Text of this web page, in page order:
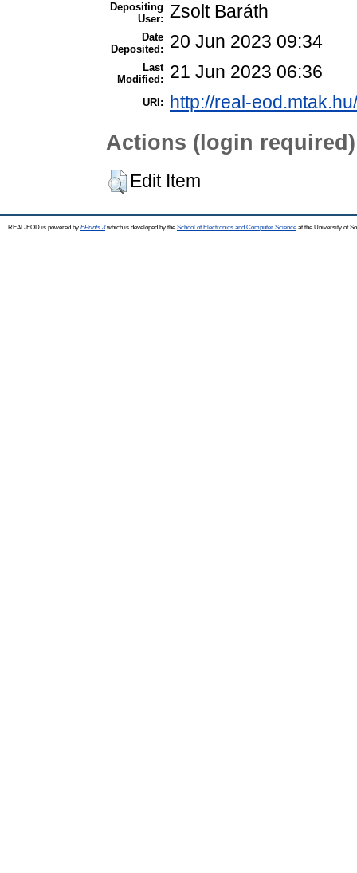
Depositing
User: Zsolt Baráth
Date
Deposited:
20 Jun 2023 09:34
Last
Modified:
21 Jun 2023 06:36
URI: http://real-
Actions (login required)
Edit Item
REAL-EOD is powered by EPrints 3which is developed by the School of Electronics and Computer Science at the University of